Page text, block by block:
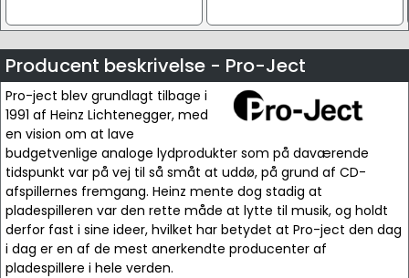
Producent beskrivelse - Pro-Ject
Pro-ject blev grundlagt tilbage i
1991 af Heinz Lichtenegger, med
en vision om at lave
budgetvenlige analoge lydprodukter som på daværende
tidspunkt var på vej til så småt at uddø, på grund af CD-
afspillernes fremgang. Heinz mente dog stadig at
pladespilleren var den rette måde at lytte til musik, og holdt
derfor fast i sine ideer, hvilket har betydet at Pro-ject den dag
i dag er en af de mest anerkendte producenter af
pladespillere i hele verden.